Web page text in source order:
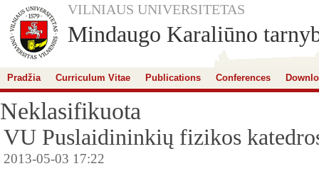
VILNIAUS UNIVERSITETAS
Mindaugo Karaliūno
Pradžia Curriculum Vitae Publications Conferences
Neklasifikuota
VU Puslaidininkių fizikos
2013-05-03 17:22